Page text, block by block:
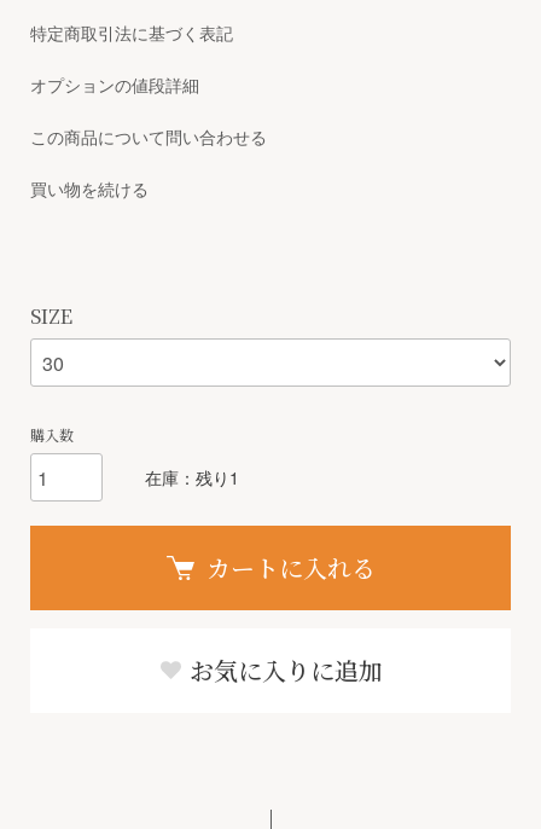
特定商取引法に基づく表記
オプションの値段詳細
この商品について問い合わせる
買い物を続ける
SIZE
購入数
在庫：残り1
カートに入れる
お気に入りに追加